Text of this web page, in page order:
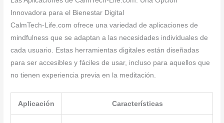
Innovadora para el Bienestar Digital
CalmTech-Life.com ofrece una variedad de aplicaciones de
mindfulness que se adaptan a las necesidades individuales de
cada usuario. Estas herramientas digitales están diseñadas
para ser accesibles y fáciles de usar, incluso para aquellos que
no tienen experiencia previa en la meditación.
Aplicación Características